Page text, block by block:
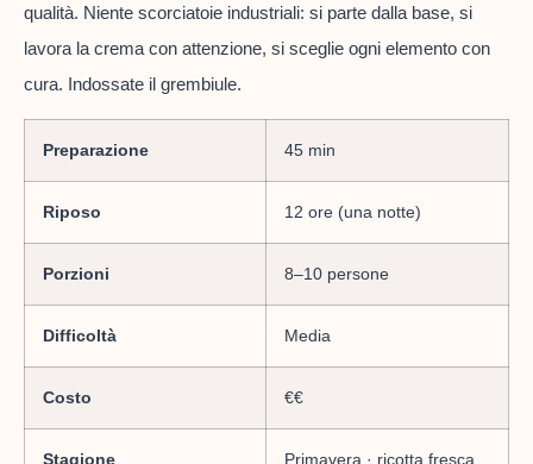
qualità. Niente scorciatoie industriali: si parte dalla base, si
lavora la crema con attenzione, si sceglie ogni elemento con
cura. Indossate il grembiule.
Preparazione 45 min
Riposo 12 ore (una notte)
Porzioni 8–10 persone
Difficoltà Media
Costo €€
Stagione
Primavera · ricotta fresca